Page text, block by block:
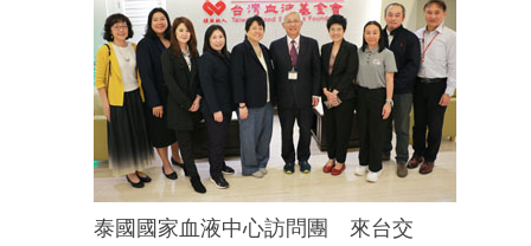
泰國國家血液中心訪問團 來台交